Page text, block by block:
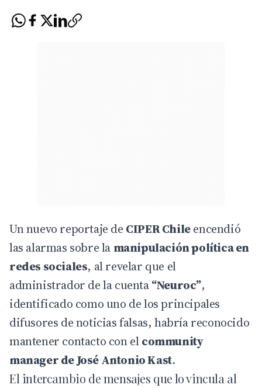
Un nuevo reportaje de CIPER Chileencendió
las alarmas sobre la manipulación política en
redes sociales, al revelar que el
administrador de la cuenta“Neuroc”,
identificado como uno de los principales
difusores de noticias falsas, habría reconocido
mantener contacto con elcommunity
manager de José Antonio Kast.
El intercambio de mensajes que lo vincula al